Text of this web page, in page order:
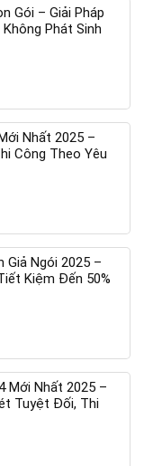
Gói – Giải Pháp
Phát Sinh
Nhất 2025 –
Công Theo Yêu
Giả Ngói 2025 –
Kiệm Đến 50%
Mới Nhất 2025 –
Tuyệt Đối, Thi